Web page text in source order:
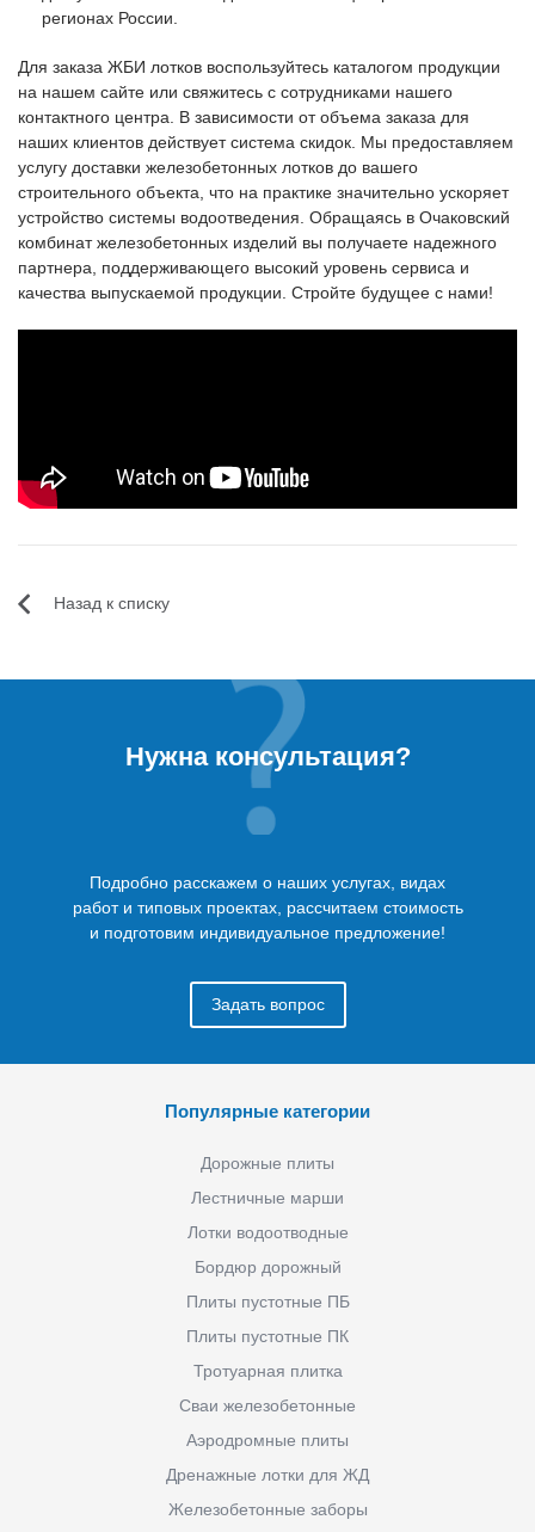
регионах России.
Для заказа ЖБИ лотков воспользуйтесь каталогом продукции
на нашем сайте или свяжитесь с сотрудниками нашего
контактного центра. В зависимости от объема заказа для
наших клиентов действует система скидок. Мы предоставляем
услугу доставки железобетонных лотков до вашего
строительного объекта, что на практике значительно ускоряет
устройство системы водоотведения. Обращаясь в Очаковский
комбинат железобетонных изделий вы получаете надежного
партнера, поддерживающего высокий уровень сервиса и
качества выпускаемой продукции. Стройте будущее с нами!
Назад к списку
Нужна консультация?
Подробно расскажем о наших услугах, видах
работ и типовых проектах, рассчитаем стоимость
и подготовим индивидуальное предложение!
Задать вопрос
Популярные категории
Дорожные плиты
Лестничные марши
Лотки водоотводные
Бордюр дорожный
Плиты пустотные ПБ
Плиты пустотные ПК
Тротуарная плитка
Сваи железобетонные
Аэродромные плиты
Дренажные лотки для ЖД
Железобетонные заборы